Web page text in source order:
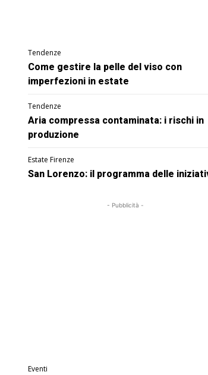
Tendenze
Come gestire la pelle del viso con
imperfezioni in estate
Tendenze
Aria compressa contaminata: i rischi in
produzione
Estate Firenze
San Lorenzo: il programma delle
- Pubblicità -
Eventi